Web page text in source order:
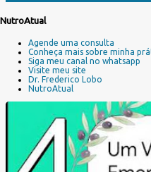
g
NutroAtual
Agende uma consulta
Conheça mais sobre minha
Siga meu canal no whatsapp
Visite meu site
Dr. Frederico Lobo
NutroAtual